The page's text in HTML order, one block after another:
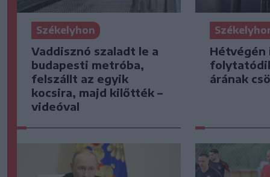
Székelyhon
Vaddisznó szaladt le a
budapesti metróba,
felszállt az egyik
kocsira, majd kilőtték –
videóval
Hétvégén
árának